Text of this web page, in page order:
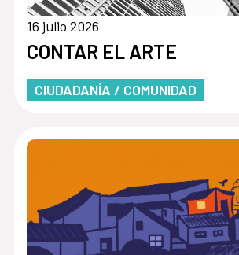
16 julio 2026
CONTAR EL ARTE
CIUDADANÍA / COMUNIDAD